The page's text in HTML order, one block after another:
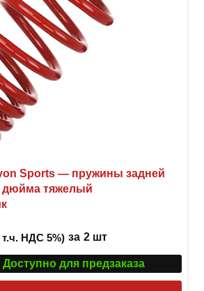
Sports — пружины задней
дюйма тяжелый
т.ч. НДС 5%) за 2 шт
Доступно для предзаказа